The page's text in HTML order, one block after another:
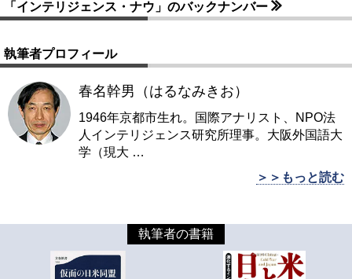
「インテリジェンス・ナウ」のバックナンバー
執筆者プロフィール
春名幹男（はるなみきお）
1946年京都市生れ。国際アナリスト、NPO法
人インテリジェンス研究所理事。大阪外国語大
学（現大 …
＞＞もっと読む
執筆者の書籍